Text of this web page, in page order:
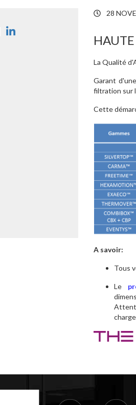
28
La Qualité
Garant
filtration sur l
Cette
A savoir:
Tous
Le